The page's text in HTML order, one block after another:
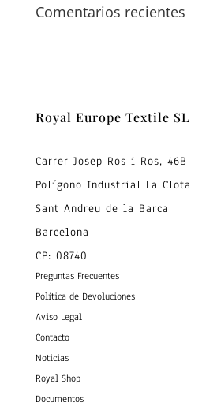
Comentarios recientes
Royal Europe Textile SL
Carrer Josep Ros i Ros, 46B
Polígono Industrial La Clota
Sant Andreu de la Barca
Barcelona
CP: 08740
Preguntas Frecuentes
Política de Devoluciones
Aviso Legal
Contacto
Noticias
Royal Shop
Documentos